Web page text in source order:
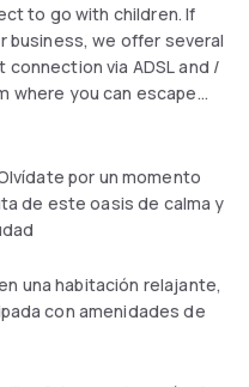
to go with children. If
business, we offer several
via ADSL and /
where you can escape
por un momento
de este oasis de calma y
una habitación relajante,
con amenidades de